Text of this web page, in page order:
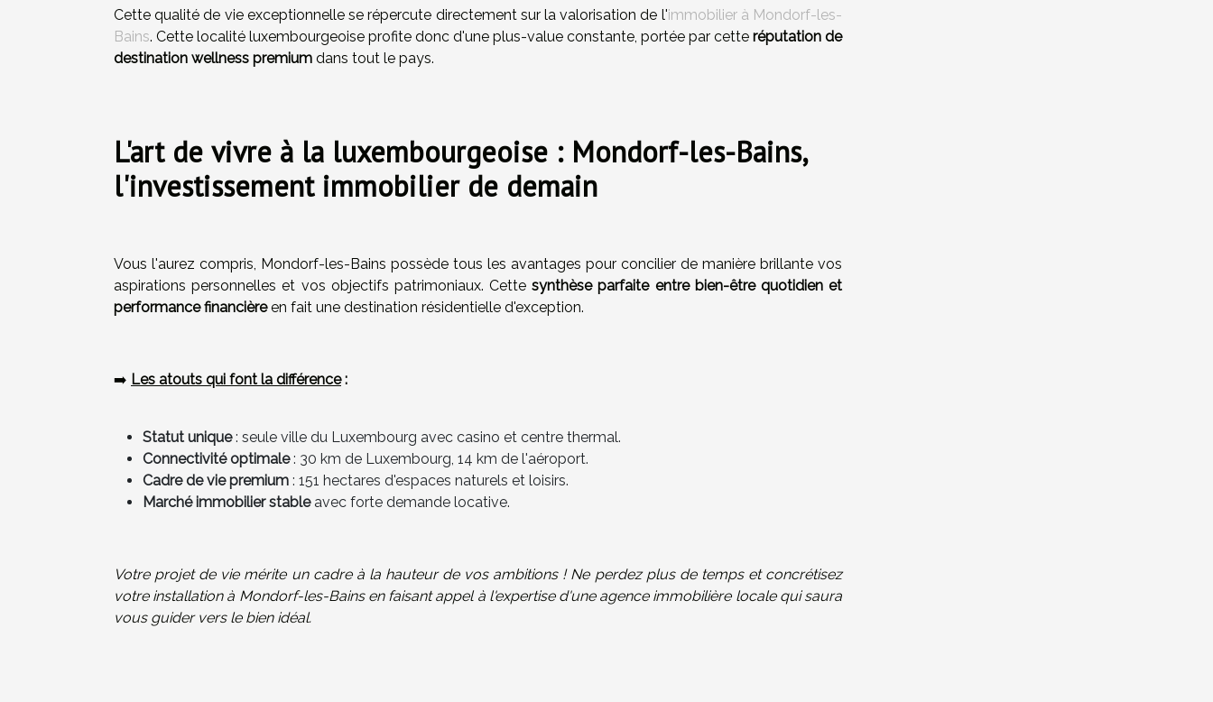
Cette qualité de vie exceptionnelle se répercute directement sur la valorisation de l'immobilier à Mondorf-les-
Bains. Cette localité luxembourgeoise profite donc d'une plus-value constante, portée par cette réputation de
destination wellness premium dans tout le pays.
L'art de vivre à la luxembourgeoise : Mondorf-les-Bains,
l'investissement immobilier de demain
Vous l'aurez compris, Mondorf-les-Bains possède tous les avantages pour concilier de manière brillante vos
aspirations personnelles et vos objectifs patrimoniaux. Cettesynthèse parfaite entre bien-être quotidien et
performance financièreen fait une destination résidentielle d'exception.
➡️ Les atouts qui font la différence:
Statut unique: seule ville du Luxembourg avec casino et centre thermal.
Connectivité optimale: 30 km de Luxembourg, 14 km de l'aéroport.
Cadre de vie premium : 151 hectares d'espaces naturels et loisirs.
Marché immobilier stableavec forte demande locative.
Votre projet de vie mérite un cadre à la hauteur de vos ambitions ! Ne perdez plus de temps et concrétisez
votre installation à Mondorf-les-Bains en faisant appel à l'expertise d'une agence immobilière locale qui saura
vous guider vers le bien idéal.